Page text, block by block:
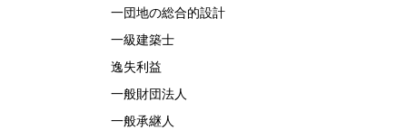
一団地の総合的設計
一級建築士
逸失利益
一般財団法人
一般承継人